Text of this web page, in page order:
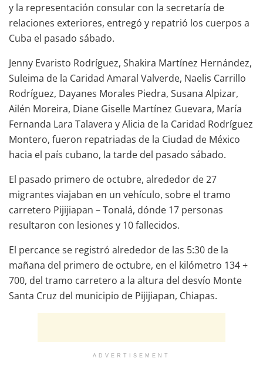
y la representación consular con la secretaría de
relaciones exteriores, entregó y repatrió los cuerpos a
Cuba el pasado sábado.
Jenny Evaristo Rodríguez, Shakira Martínez Hernández,
Suleima de la Caridad Amaral Valverde, Naelis Carrillo
Rodríguez, Dayanes Morales Piedra, Susana Alpizar,
Ailén Moreira, Diane Giselle Martínez Guevara, María
Fernanda Lara Talavera y Alicia de la Caridad Rodríguez
Montero, fueron repatriadas de la Ciudad de México
hacia el país cubano, la tarde del pasado sábado.
El pasado primero de octubre, alrededor de 27
migrantes viajaban en un vehículo, sobre el tramo
carretero Pijijiapan – Tonalá, dónde 17 personas
resultaron con lesiones y 10 fallecidos.
El percance se registró alrededor de las 5:30 de la
mañana del primero de octubre, en el kilómetro 134 +
700, del tramo carretero a la altura del desvío Monte
Santa Cruz del municipio de Pijijiapan, Chiapas.
ADVERTISEMENT